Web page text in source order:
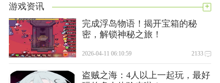
游戏资讯 +
完成浮岛物语！揭开宝箱的秘
密，解锁神秘之旅！
2026-04-11 06:10:59 2133
盗贼之海：4人以上一起玩，最好